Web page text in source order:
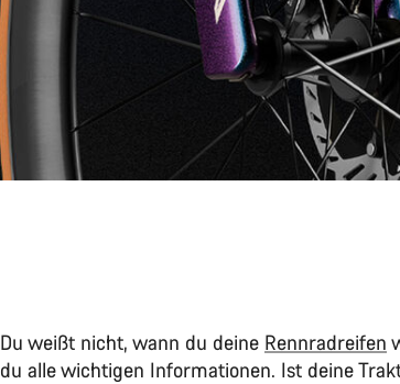
Du weißt nicht, wann du deine Rennradreifen
du alle wichtigen Informationen. Ist deine